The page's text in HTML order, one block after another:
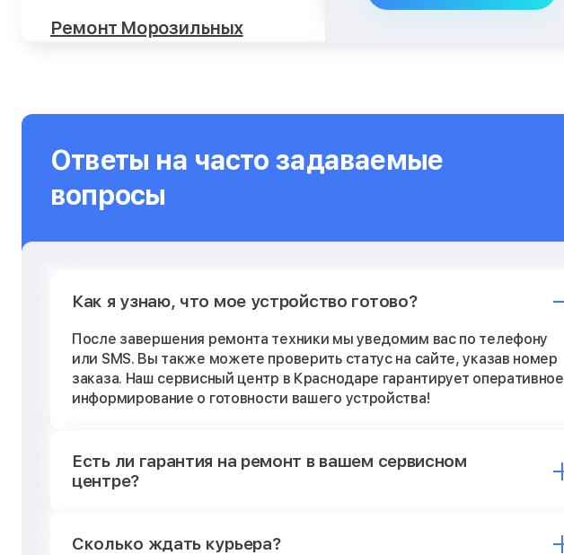
Ремонт Морозильных
машин
Ремонт Фенов
Ремонт Массажных кресел
Ремонт Кухонных плит
Ремонт Винных шкафов
Ремонт Сушилок для рук
Ответы на часто задаваемые
вопросы
Как я узнаю, что мое устройство готово?
После завершения ремонта техники мы уведомим вас по телефону
или SMS. Вы также можете проверить статус на сайте, указав номер
заказа. Наш сервисный центр в Краснодаре гарантирует оперативное
информирование о готовности вашего устройства!
Есть ли гарантия на ремонт в вашем сервисном
центре?
Сколько ждать курьера?